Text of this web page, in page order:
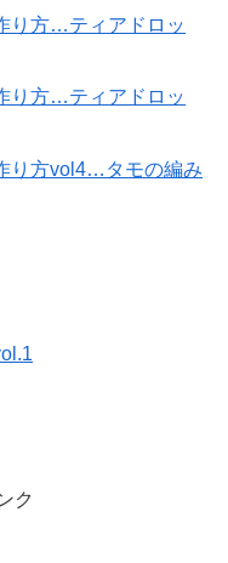
り方…ティアドロッ
り方…ティアドロッ
り方vol4…タモの編み
ク